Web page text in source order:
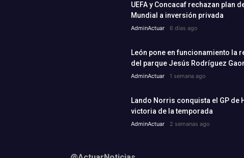
UEFA y Concacaf rechazan plan
Mundial a inversión privada
AdminActuar 6 días ago
León pone en funcionamiento la
del parque Jesús Rodríguez
AdminActuar 1 semana ago
Lando Norris conquista el GP de
victoria de la temporada
AdminActuar 2 semanas ago